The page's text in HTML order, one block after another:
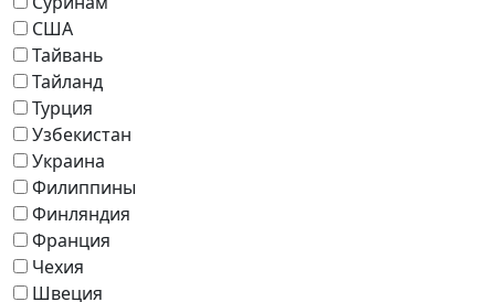
США
Тайвань
Тайланд
Турция
Узбекистан
Украина
Филиппины
Финляндия
Франция
Чехия
Швеция